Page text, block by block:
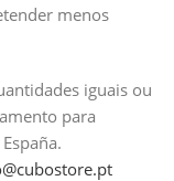
menos
iguais ou
para